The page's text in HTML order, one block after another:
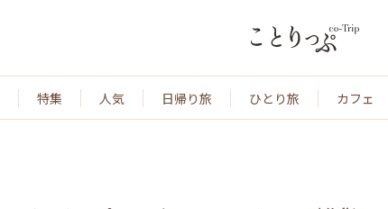
特集 人気 日帰り旅 ひとり旅 カフェ